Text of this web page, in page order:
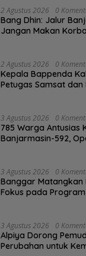
2 Agustus 2026 0
Bang Dhin: Jalur
Jangan Makan
2 Agustus 2026 0
Kepala Bappenda
Petugas Samsat
3 Agustus 2026 0
785 Warga Antusias
Banjarmasin-592,
3 Agustus 2026 0
‎Banggar Matangkan
Fokus pada
3 Agustus 2026 0
‎Alpiya Dorong
Perubahan untuk